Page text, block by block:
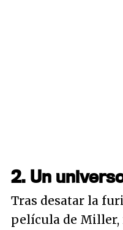
2. Un
Tras desatar la
película de Miller,